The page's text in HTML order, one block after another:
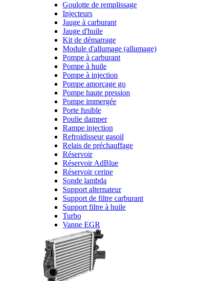
Goulotte de remplissage
Injecteurs
Jauge à carburant
Jauge d'huile
Kit de démarrage
Module d'allumage (allumage)
Pompe à carburant
Pompe à huile
Pompe à injection
Pompe amorçage go
Pompe haute pression
Pompe immergée
Porte fusible
Poulie damper
Rampe injection
Refroidisseur gasoil
Relais de préchauffage
Réservoir
Réservoir AdBlue
Réservoir cerine
Sonde lambda
Support alternateur
Support de filtre carburant
Support filtre à huile
Turbo
Vanne EGR